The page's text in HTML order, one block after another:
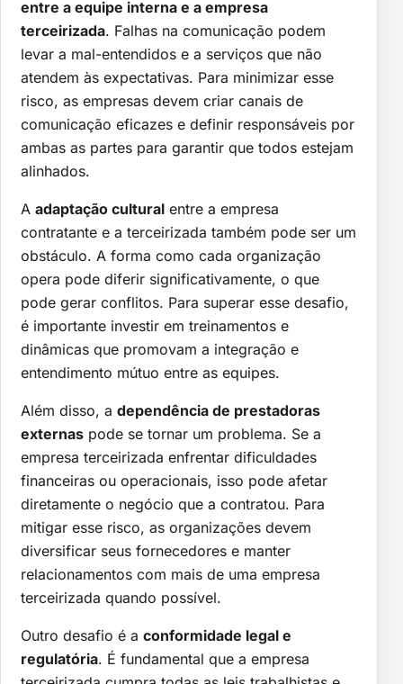
entre a equipe interna e a empresa
terceirizada. Falhas na comunicação podem
levar a mal-entendidos e a serviços que não
atendem às expectativas. Para minimizar esse
risco, as empresas devem criar canais de
comunicação eficazes e definir responsáveis por
ambas as partes para garantir que todos estejam
alinhados.
A adaptação cultural entre a empresa
contratante e a terceirizada também pode ser um
obstáculo. A forma como cada organização
opera pode diferir significativamente, o que
pode gerar conflitos. Para superar esse desafio,
é importante investir em treinamentos e
dinâmicas que promovam a integração e
entendimento mútuo entre as equipes.
Além disso, a dependência de prestadoras
externas pode se tornar um problema. Se a
empresa terceirizada enfrentar dificuldades
financeiras ou operacionais, isso pode afetar
diretamente o negócio que a contratou. Para
mitigar esse risco, as organizações devem
diversificar seus fornecedores e manter
relacionamentos com mais de uma empresa
terceirizada quando possível.
Outro desafio é a conformidade legal e
regulatória. É fundamental que a empresa